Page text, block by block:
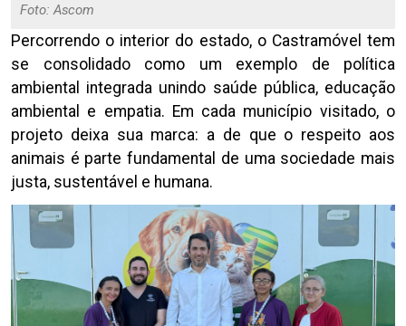
Foto: Ascom
Percorrendo o interior do estado, o Castramóvel tem
se consolidado como um exemplo de política
ambiental integrada unindo saúde pública, educação
ambiental e empatia. Em cada município visitado, o
projeto deixa sua marca: a de que o respeito aos
animais é parte fundamental de uma sociedade mais
justa, sustentável e humana.